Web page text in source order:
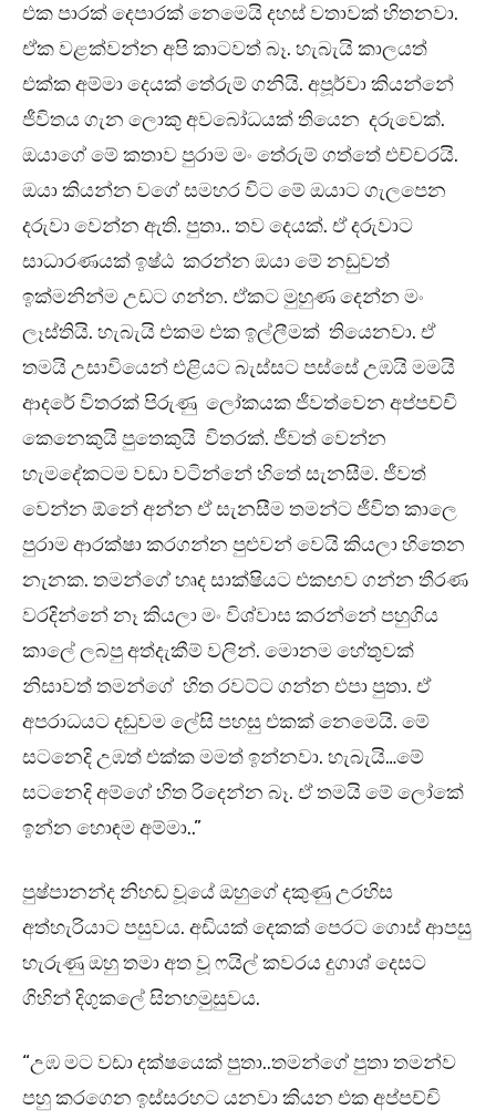
එක පාරක් දෙපාරක් නෙමෙයි දහස් වතාවක් හිතනවා.
ඒක වළක්වන්න අපි කාටවත් බෑ. හැබැයි කාලයත්
එක්ක අම්මා දෙයක් තේරුම් ගනියි. අපූර්වා කියන්නේ
ජීවිතය ගැන ලොකු අවබෝධයක් තියෙන දරුවෙක්.
ඔයාගේ මේ කතාව පුරාම මං තේරුම් ගත්තේ එච්චරයි.
ඔයා කියන්න වගේ සමහර විට මේ ඔයාට ගැලපෙන
දරුවා වෙන්න ඇති. පුතා.. තව දෙයක්. ඒ දරුවාට
සාධාරණයක් ඉෂ්ඨ කරන්න ඔයා මේ නඩුවත්
ඉක්මනින්ම උඩට ගන්න. ඒකට මුහුණ දෙන්න මං
ලෑස්තියි. හැබැයි එකම එක ඉල්ලීමක් තියෙනවා. ඒ
තමයි උසාවියෙන් එළියට බැස්සට පස්සේ උඹයි මමයි
ආදරේ විතරක් පිරුණු ලෝකයක ජීවත්වෙන අප්පච්චි
කෙනෙකුයි පුතෙකුයි විතරක්. ජීවත් වෙන්න
හැමදේකටම වඩා වටින්නේ හිතේ සැනසීම. ජීවත්
වෙන්න ඕනේ අන්න ඒ සැනසීම තමන්ට ජීවිත කාලෙ
පුරාම ආරක්ෂා කරගන්න පුළුවන් වෙයි කියලා හිතෙන
නැනක. තමන්ගේ හෘද සාක්ෂියට එකඟව ගන්න තීරණ
වරදින්නේ නෑ කියලා මං විශ්වාස කරන්නේ පහුගිය
කාලේ ලබපු අත්දැකීම් වලින්. මොනම හේතුවක්
නිසාවත් තමන්ගේ හිත රවට්ට ගන්න එපා පුතා. ඒ
අපරාධයට දඬුවම ලේසි පහසු එකක් නෙමෙයි. මේ
සටනෙදි උඹත් එක්ක මමත් ඉන්නවා. හැබැයි…මේ
සටනෙදි අම්ගේ හිත රිදෙන්න බෑ. ඒ තමයි මේ ලෝකේ
ඉන්න හොඳම අම්මා..”
පුෂ්පානන්ද නිහඬ වූයේ ඔහුගේ දකුණු උරහිස
අත්හැරියාට පසුවය. අඩියක් දෙකක් පෙරට ගොස් ආපසු
හැරුණු ඔහු තමා අත වූ ෆයිල් කවරය දුගාශ් දෙසට
ගිහින් දිගුකලේ සිනහමුසුවය.
“උඹ මට වඩා දක්ෂයෙක් පුතා..තමන්ගේ පුතා තමන්ව
පහු කරගෙන ඉස්සරහට යනවා කියන එක අප්පච්චි